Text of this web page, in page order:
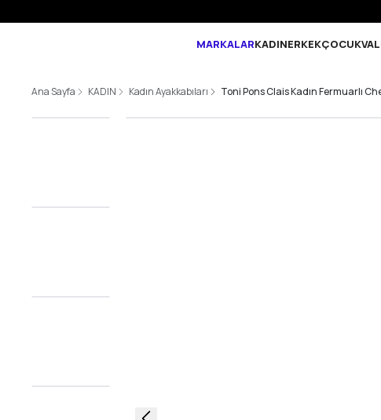
MARKALARKADINERKEKÇOCUK
Ana Sayfa KADIN Kadın Ayakkabıları Toni Pons Clais Kadın Fermuarlı